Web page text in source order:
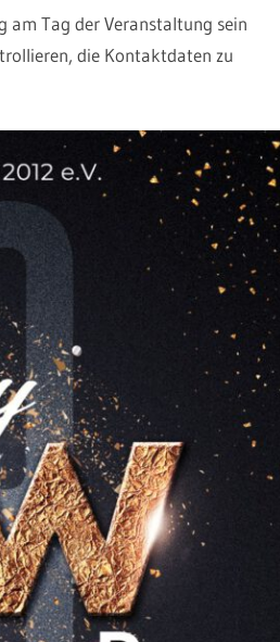
am Tag der Veranstaltung sein
die Kontaktdaten zu